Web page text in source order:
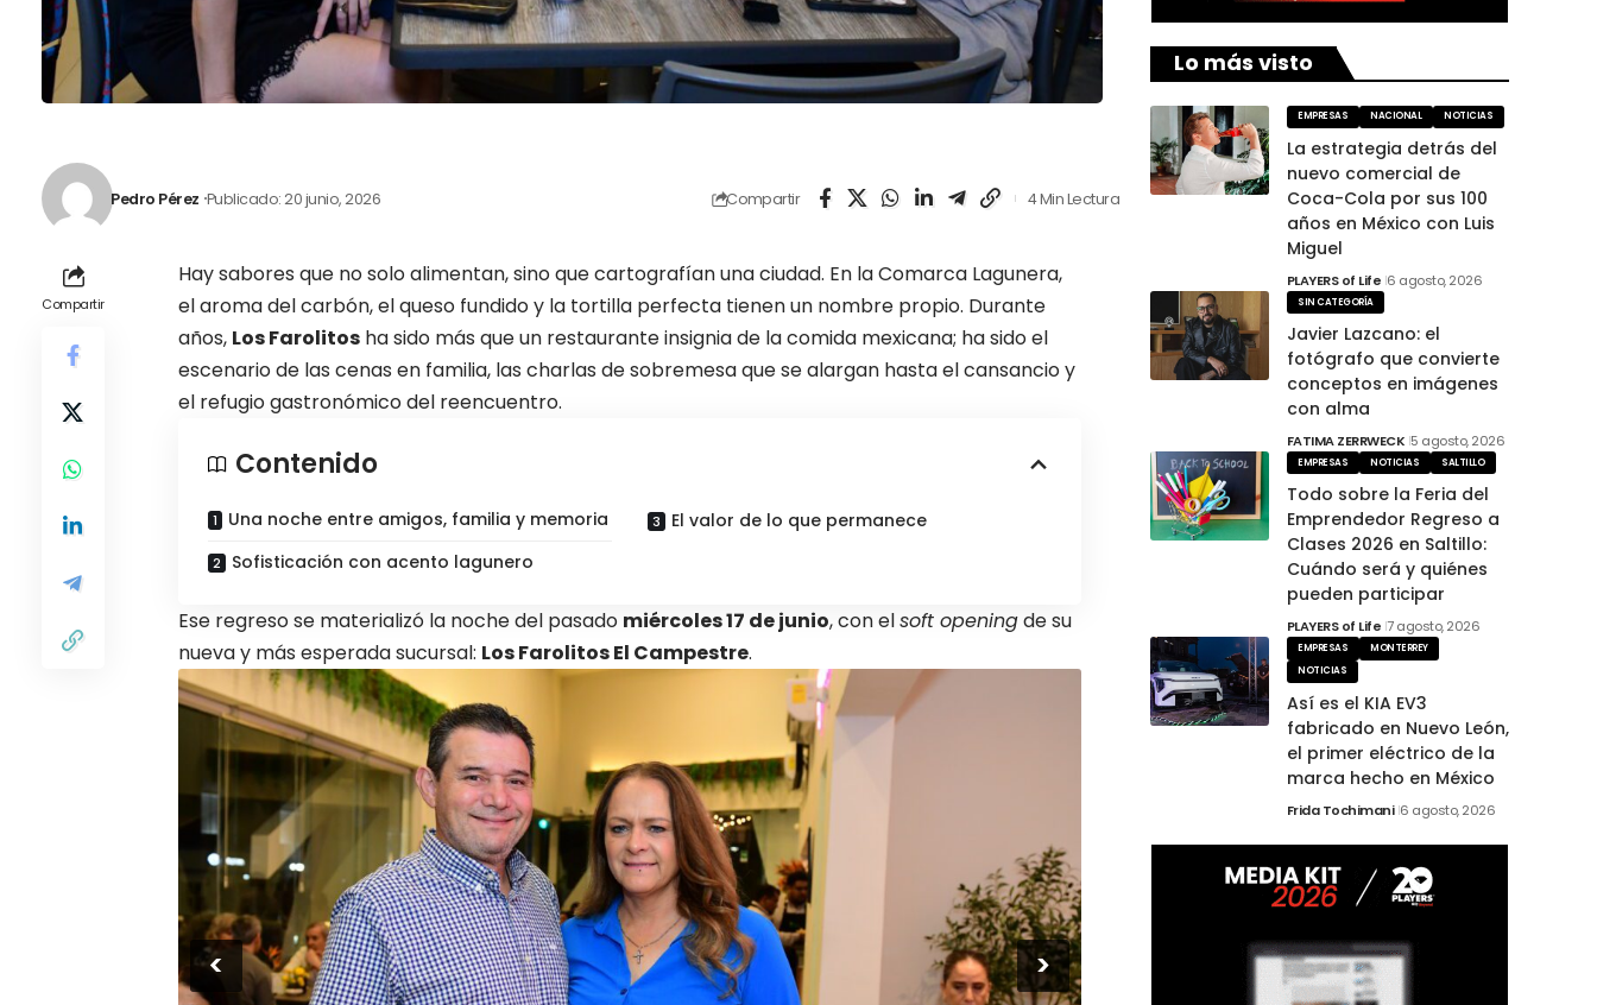
Pedro Pérez Publicado: 20 junio, 2026 Compartir 4 Min Lectura
Compartir
Hay sabores que no solo alimentan, sino que cartografían una ciudad. En la Comarca Lagunera,
el aroma del carbón, el queso fundido y la tortilla perfecta tienen un nombre propio. Durante
años, Los Farolitos ha sido más que un restaurante insignia de la comida mexicana; ha sido el
escenario de las cenas en familia, las charlas de sobremesa que se alargan hasta el cansancio y
el refugio gastronómico del reencuentro.
Contenido
Una noche entre amigos, familia y memoria
Sofisticación con acento lagunero
El valor de lo que permanece
Ese regreso se materializó la noche del pasado miércoles 17 de junio, con elsoft openingde su
nueva y más esperada sucursal: Los Farolitos El Campestre.
< >
Lo más visto
EMPRESAS NACIONAL NOTICIAS
La estrategia detrás del
nuevo comercial de
Coca-Cola por sus 100
años en México con Luis
Miguel
PLAYERS of Life 6 agosto, 2026
SIN CATEGORÍA
Javier Lazcano: el
fotógrafo que convierte
conceptos en imágenes
con alma
FATIMA ZERRWECK 5 agosto, 2026
EMPRESAS NOTICIAS SALTILLO
Todo sobre la Feria del
Emprendedor Regreso a
Clases 2026 en Saltillo:
Cuándo será y quiénes
pueden participar
PLAYERS of Life 7 agosto, 2026
EMPRESAS
MONTERREY
NOTICIAS
Así es el KIA EV3
fabricado en Nuevo León,
el primer eléctrico de la
marca hecho en México
Frida Tochimani 6 agosto, 2026